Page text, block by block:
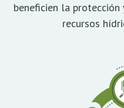
beneficien la
recursos